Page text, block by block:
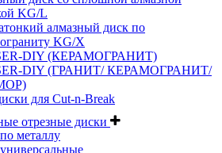
KG/L
алмазный диск по
KG/X
DIY (КЕРАМОГРАНИТ)
DIY (ГРАНИТ/ КЕРАМОГРАНИТ/
для Cut-n-Break
отрезные диски
металлу